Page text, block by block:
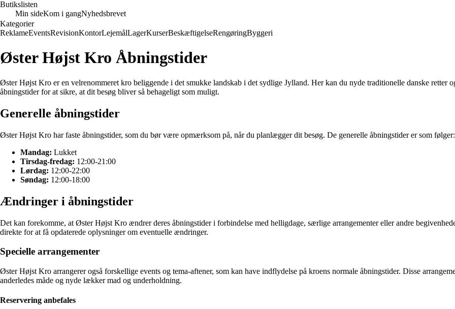
Butikslisten
Min sideKom i gangNyhedsbrevet
Kategorier
ReklameEventsRevisionKontorLejemålLagerKurserBeskæftigelseRengøringByggeri
Øster Højst Kro Åbningstider
Øster Højst Kro er en velrenommeret kro beliggende i det smukke landskab i det sydlige Jylland. Her kan du nyde traditionelle danske
åbningstider for at sikre, at dit besøg bliver så behageligt som muligt.
Generelle åbningstider
Øster Højst Kro har faste åbningstider, som du bør være opmærksom på, når du planlægger dit besøg. De generelle åbningstider er som følger:
Mandag: Lukket
Tirsdag-fredag: 12:00-21:00
Lørdag: 12:00-22:00
Søndag: 12:00-18:00
Ændringer i åbningstider
Det kan forekomme, at Øster Højst Kro ændrer deres åbningstider i forbindelse med helligdage, særlige arrangementer eller andre
direkte for at få opdaterede oplysninger om eventuelle ændringer.
Specielle arrangementer
Øster Højst Kro arrangerer også forskellige events og tema-aftener, som kan have indflydelse på kroens normale åbningstider. Disse
anderledes måde og nyde lækker mad og underholdning.
Reservering anbefales